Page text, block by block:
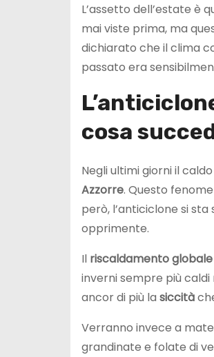
L’assetto dell’estate è
mai viste prima, ma
dichiarato che il clima
passato era
cosa
Negli ultimi giorni il
Azzorre. Questo
però, l’anticiclone si
opprimente.
Il riscaldamento globale
inverni sempre più
ancor di più la siccità
Verranno invece a
grandinate e folate di